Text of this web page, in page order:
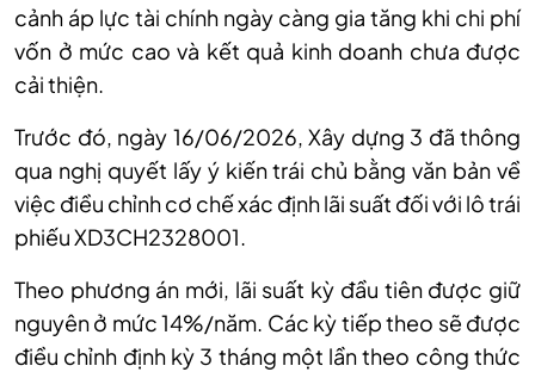
cảnh áp lực tài chính ngày càng gia tăng khi chi phí
vốn ở mức cao và kết quả kinh doanh chưa được
cải thiện.
Trước đó, ngày 16/06/2026, Xây dựng 3 đã thông
qua nghị quyết lấy ý kiến trái chủ bằng văn bản về
việc điều chỉnh cơ chế xác định lãi suất đối với lô trái
phiếu XD3CH2328001.
Theo phương án mới, lãi suất kỳ đầu tiên được giữ
nguyên ở mức 14%/năm. Các kỳ tiếp theo sẽ được
điều chỉnh định kỳ 3 tháng một lần theo công thức